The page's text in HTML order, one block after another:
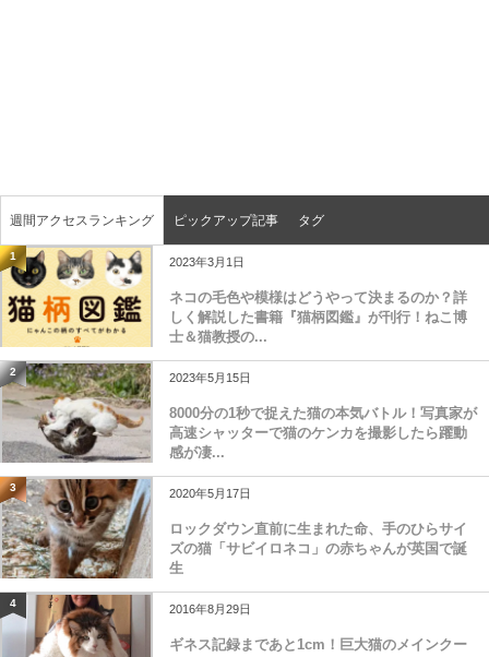
週間アクセスランキング ピックアップ記事 タグ
1 2023年3月1日
ネコの毛色や模様はどうやって決まるのか？詳
しく解説した書籍『猫柄図鑑』が刊行！ねこ博
士＆猫教授の...
2 2023年5月15日
8000分の1秒で捉えた猫の本気バトル！写真家が
高速シャッターで猫のケンカを撮影したら躍動
感が凄...
3 2020年5月17日
ロックダウン直前に生まれた命、手のひらサイ
ズの猫「サビイロネコ」の赤ちゃんが英国で誕
生
4 2016年8月29日
ギネス記録まであと1cm！巨大猫のメインクー